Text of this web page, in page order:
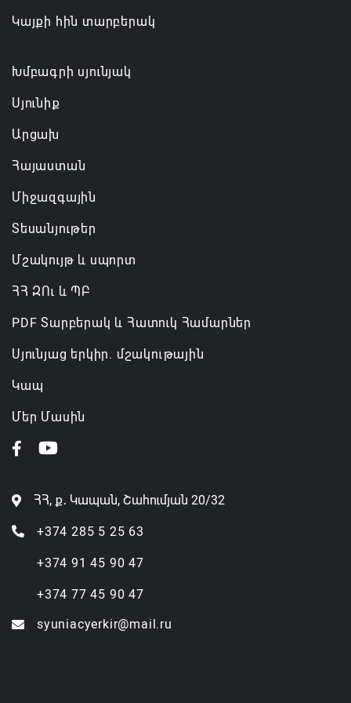
07.08.2026 12:38
Կայքի հին տարբերակ
Խմբագրի սյունյակ
Սյունիք
Արցախ
Հայաստան
Միջազգային
Տեսանյութեր
Մշակույթ և սպորտ
ՀՀ ԶՈւ և ՊԲ
PDF Տարբերակ և Հատուկ Համարներ
Սյունյաց երկիր. մշակութային
Կապ
Մեր Մասին
ՀՀ, ք․ Կապան, Շահումյան 20/32
+374 285 5 25 63
+374 91 45 90 47
+374 77 45 90 47
syuniacyerkir@mail.ru